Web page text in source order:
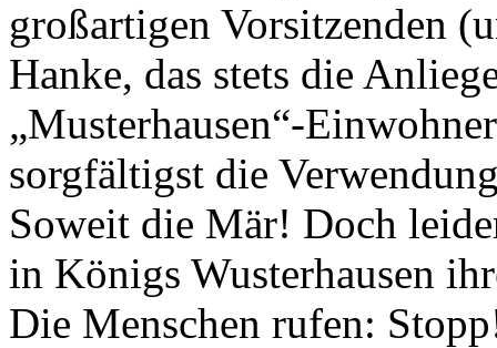
großartigen Vorsitzenden
Hanke, das stets die
„Musterhausen“-
sorgfältigst die
Soweit die Mär! Doch
in Königs Wusterhausen
Die Menschen rufen: